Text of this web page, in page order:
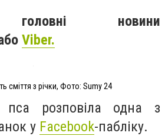
головні новини
Viber.
сміття з річки, Фото: Sumy 24
пса розповіла одна з
у Facebook-пабліку.